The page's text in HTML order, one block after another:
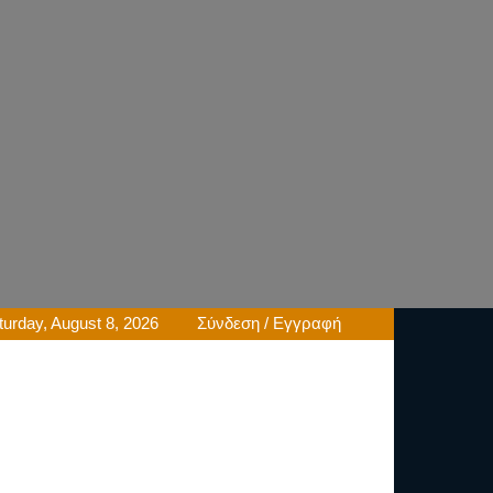
August 8, 2026 Σύνδεση / Εγγραφή